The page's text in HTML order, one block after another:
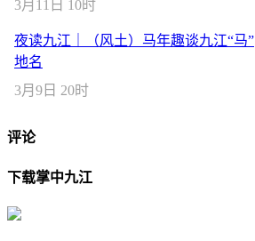
3月11日 10时
夜读九江｜（风土）马年趣谈九江“马”
地名
3月9日 20时
评论
下载掌中九江